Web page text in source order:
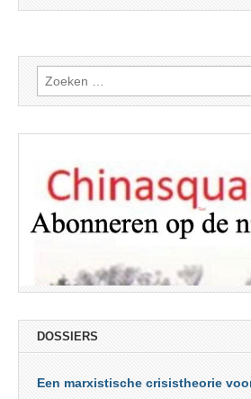
Zoeken
naar:
DOSSIERS
Een marxistische crisistheorie